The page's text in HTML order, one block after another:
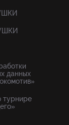
данных
турнире